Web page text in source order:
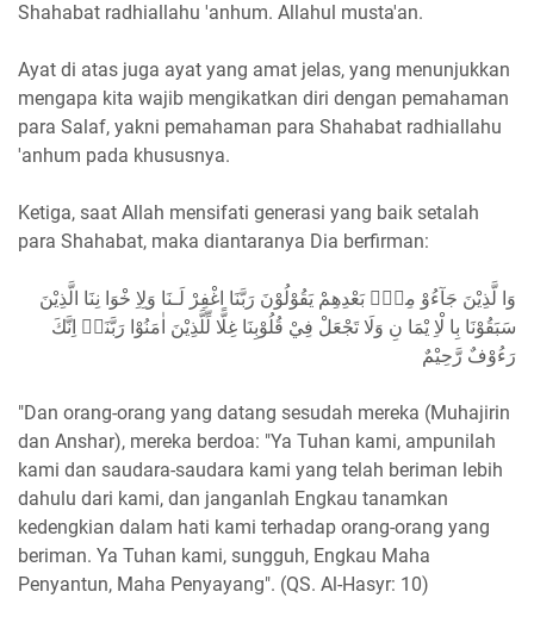
Shahabat radhiallahu 'anhum. Allahul musta'an.
Ayat di atas juga ayat yang amat jelas, yang menunjukkan
mengapa kita wajib mengikatkan diri dengan pemahaman
para Salaf, yakni pemahaman para Shahabat radhiallahu
'anhum pada khususnya.
Ketiga, saat Allah mensifati generasi yang baik setalah
para Shahabat, maka diantaranya Dia berfirman:
وَا لَّذِيْنَ جَآءُوْ مِنْۢ بَعْدِهِمْ يَقُوْلُوْنَ رَبَّنَا اغْفِرْ لَـنَا وَلِاِ خْوَا نِنَا الَّذِيْنَ
سَبَقُوْنَا بِا لْاِ يْمَا نِ وَلَا تَجْعَلْ فِيْ قُلُوْبِنَا غِلًّا لِّلَّذِيْنَ اٰمَنُوْا رَبَّنَاۤ اِنَّكَ
رَءُوْفٌ رَّحِيْمٌ
"Dan orang-orang yang datang sesudah mereka (Muhajirin
dan Anshar), mereka berdoa: "Ya Tuhan kami, ampunilah
kami dan saudara-saudara kami yang telah beriman lebih
dahulu dari kami, dan janganlah Engkau tanamkan
kedengkian dalam hati kami terhadap orang-orang yang
beriman. Ya Tuhan kami, sungguh, Engkau Maha
Penyantun, Maha Penyayang". (QS. Al-Hasyr: 10)